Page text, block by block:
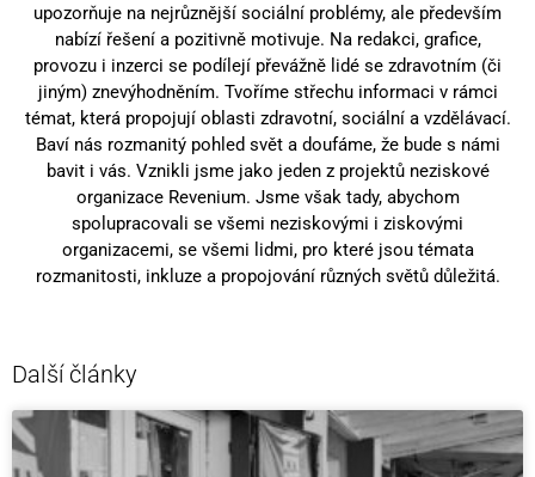
upozorňuje na nejrůznější sociální problémy, ale především
nabízí řešení a pozitivně motivuje. Na redakci, grafice,
provozu i inzerci se podílejí převážně lidé se zdravotním (či
jiným) znevýhodněním. Tvoříme střechu informaci v rámci
témat, která propojují oblasti zdravotní, sociální a vzdělávací.
Baví nás rozmanitý pohled svět a doufáme, že bude s námi
bavit i vás. Vznikli jsme jako jeden z projektů neziskové
organizace Revenium. Jsme však tady, abychom
spolupracovali se všemi neziskovými i ziskovými
organizacemi, se všemi lidmi, pro které jsou témata
rozmanitosti, inkluze a propojování různých světů důležitá.
Další články